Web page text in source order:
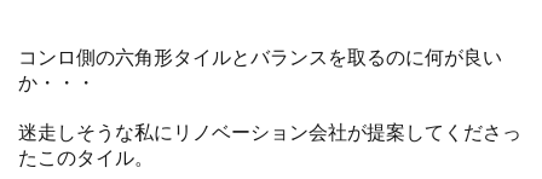
コンロ側の六角形タイルとバランスを取るのに何が良い
か・・・
迷走しそうな私にリノベーション会社が提案してくださっ
たこのタイル。